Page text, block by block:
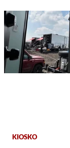
KIOSKO